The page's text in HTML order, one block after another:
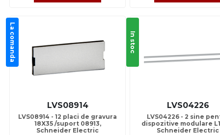
La comanda
LVS08914
LVS08914 - 12 placi de gravura
18X35 /suport 08913,
Schneider Electric
In stoc
LVS04226
LVS04226 - 2 sine
dispozitive modulare
Schneider Electric